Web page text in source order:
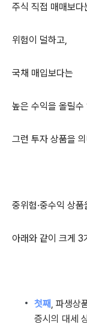
주식 직접 매매보다
위험이 덜하고,
국채 매입보다는
높은 수익을 올릴수
그런 투자 상품을
중위험·중수익 상
아래와 같이 크게 3
첫째 , 파생상
증시의 대세